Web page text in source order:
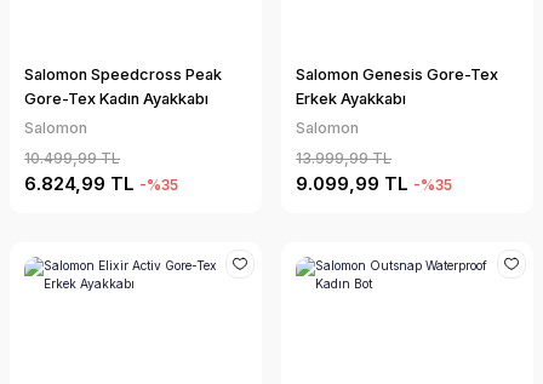
Salomon Speedcross Peak
Gore-Tex Kadın Ayakkabı
Salomon
10.499,99 TL
6.824,99 TL -%35
Salomon Genesis Gore-Tex
Erkek Ayakkabı
Salomon
13.999,99 TL
9.099,99 TL -%35